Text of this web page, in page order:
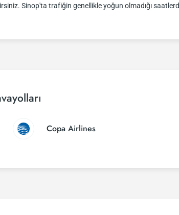
Sinop'ta trafiğin genellikle yoğun olmadığı
Copa Airlines